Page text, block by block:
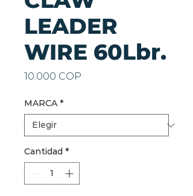
LEADER
WIRE 60Lbr.
10.000 COP
MARCA *
Cantidad *